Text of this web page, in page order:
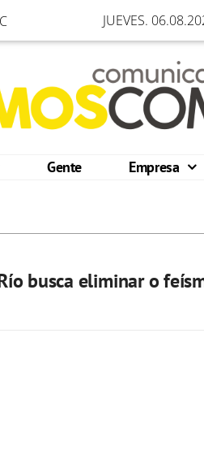
JUEVES.
Gente Empresa
busca eliminar o